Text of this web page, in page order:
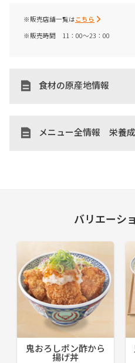
※販売店舗一覧は こちら
※販売時間 11：00～23：00
食材の原産地情報
メニュー全情報 栄養
バリエーシ
鬼おろしポン酢から
揚げ丼